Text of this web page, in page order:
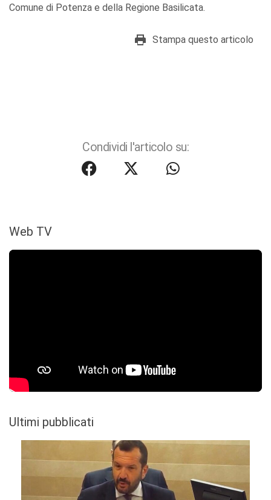
Comune di Potenza e della Regione Basilicata.
Stampa questo articolo
Condividi l'articolo su:
Web TV
Ultimi pubblicati